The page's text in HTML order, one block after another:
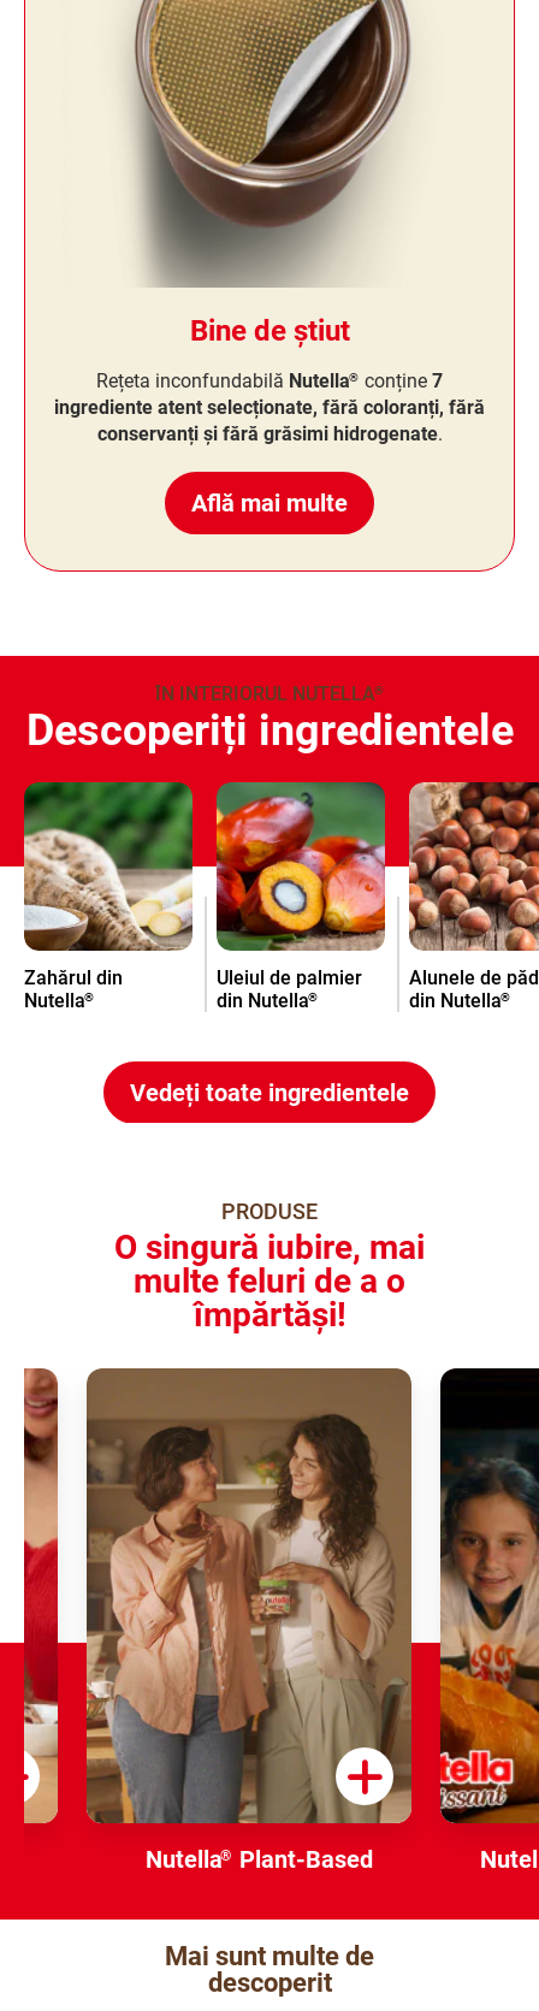
Bine de știut
Rețeta inconfundabilă Nutella® conține 7
ingrediente atent selecționate, fără coloranți, fără
conservanți și fără grăsimi hidrogenate.
Află mai multe
ÎN INTERIORUL NUTELLA®
Descoperiți ingredientele
Zahărul din
Nutella®
Uleiul de palmier
din Nutella®
Alunele de
din Nutella®
Vedeți toate ingredientele
Nutella® Plant-Based
PRODUSE
O singură iubire, mai
multe feluri de a o
împărtăși!
Mai sunt multe de
descoperit